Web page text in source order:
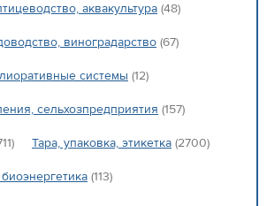
аквакультура (48)
виноградарство (67)
системы (12)
сельхозпредприятия (157)
Тара, упаковка, этикетка (2700)
(113)